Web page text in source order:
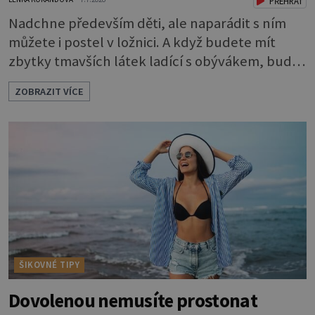
Nadchne především děti, ale naparádit s ním
můžete i postel v ložnici. A když budete mít
zbytky tmavších látek ladící s obývákem, bude
se hodit i tam. Budete potřebovat: - zbytky
barevně sladěných bavlněných látek - 0,5 m
látky na vnitřní polštářek - duté vlákno na výplň
- 2 knoflíky - 0,5 m jednostranně nalepovacího
vlizelínu - pravítko a řezák nebo nůžky Přední
strana s aplikací 1. V
ZOBRAZIT VÍCE
ŠIKOVNÉ TIPY
Dovolenou nemusíte prostonat